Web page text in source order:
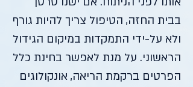
בבית החזה, הטיפול צריך להיות גורף
ולא על-ידי התמקדות במיקום הגידול
הראשוני. על מנת לאפשר בחינת כלל
הפרטים ברקמת הריאה, אונקולוגים